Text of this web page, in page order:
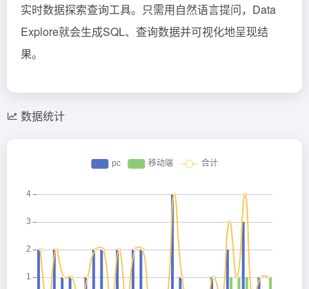
实时数据探索查询工具。只需用自然语言提问，Data
Explore就会生成SQL、查询数据并可视化地呈现结
果。
数据统计